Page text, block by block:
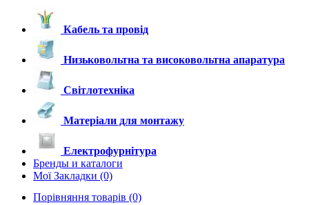
Кабель та провід
Низьковольтна та високовольтна апаратура
Світлотехніка
Матеріали для монтажу
Електрофурнітура
Бренды и каталоги
Мої Закладки (0)
Порівняння товарів (0)